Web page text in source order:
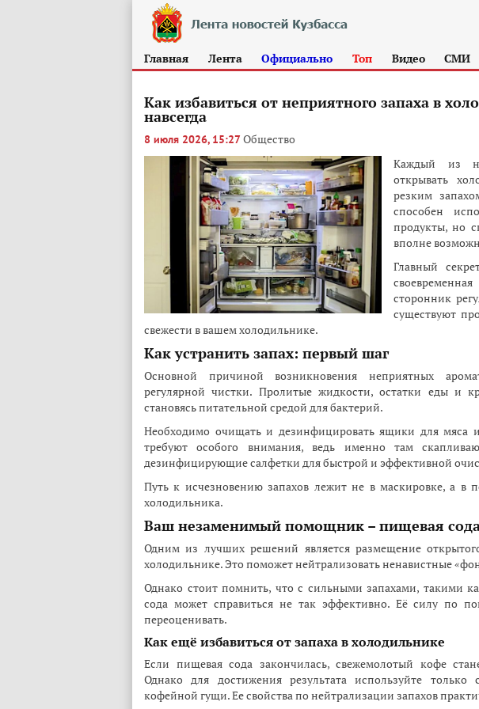
Главная Лента Официально Топ Видео СМИ
Как избавиться от неприятного запаха в
навсегда
8 июля 2026, 15:27Общество
Каждый из
открывать
резким
способен
продукты, но
вполне
Главный
сторонник
существуют
свежести в вашем холодильнике.
Как устранить запах: первый шаг
Основной причиной возникновения неприятных
регулярной чистки. Пролитые жидкости, остатки еды и
становясь питательной средой для бактерий.
Необходимо очищать и дезинфицировать ящики для мяса
требуют особого внимания, ведь именно там
дезинфицирующие салфетки для быстрой и эффективной
Путь к исчезновению запахов лежит не в маскировке, а в
холодильника.
Ваш незаменимый помощник – пищевая
Одним из лучших решений является размещение
холодильнике. Это поможет нейтрализовать ненавистные
Однако стоит помнить, что с сильными запахами, такими
сода может справиться не так эффективно. Её силу по
переоценивать.
Как ещё избавиться от запаха в холодильнике
Если пищевая сода закончилась, свежемолотый кофе
Однако для достижения результата используйте только
кофейной гущи. Ее свойства по нейтрализации запахов